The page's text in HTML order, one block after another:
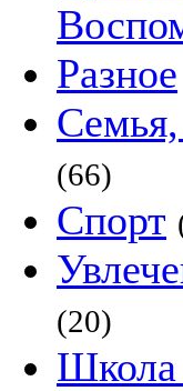
Разное
(66)
Спорт
(20)